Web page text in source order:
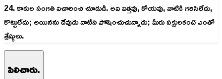
24. కాకుల సంగతి విచారించి చూడుడి. అవి విత్తవు, కోయవు, వాటికి గరిసెలేదు,
కొట్టులేదు; అయినను దేవుడు వాటిని పోషించుచున్నాడు; మీరు పక్షులకంటె ఎంతో
శ్రేష్ఠులు.
పిలిచారు.